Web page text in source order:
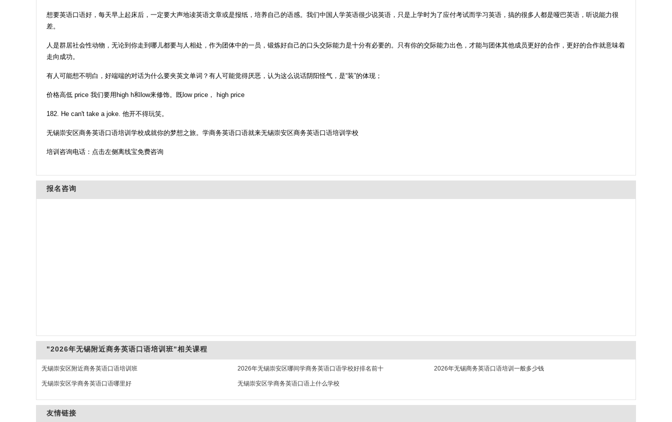
想要英语口语好，每天早上起床后，一定要大声地读英语文章或是报纸，培养自己的语感。我们中国人学英语很少说英语，只是上学时为了应付考试而学习英语，搞的很多人都是哑巴英语，听说能力很
差。
人是群居社会性动物，无论到你走到哪儿都要与人相处，作为团体中的一员，锻炼好自己的口头交际能力是十分有必要的。只有你的交际能力出色，才能与团体其他成员更好的合作，更好的合作就意味着
走向成功。
有人可能想不明白，好端端的对话为什么要夹英文单词？有人可能觉得厌恶，认为这么说话阴阳怪气，是“装”的体现；
价格高低 price 我们要用high h和low来修饰。既low price， high price
182. He can't take a joke. 他开不得玩笑。
无锡崇安区商务英语口语培训学校成就你的梦想之旅。学商务英语口语就来无锡崇安区商务英语口语培训学校
培训咨询电话：点击左侧离线宝免费咨询
报名咨询
"2026年无锡附近商务英语口语培训班"相关课程
无锡崇安区附近商务英语口语培训班 2026年无锡崇安区哪间学商务英语口语学校好排名前十 2026年无锡商务英语口语培训一般多少钱
无锡崇安区学商务英语口语哪里好 无锡崇安区学商务英语口语上什么学校
友情链接